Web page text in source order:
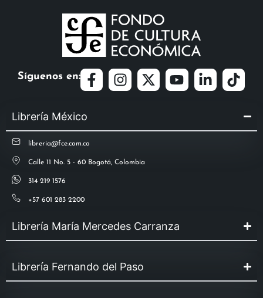
Síguenos en:
Librería México
libreria@fce.com.co
Calle 11 No. 5 - 60 Bogotá, Colombia
314 219 1576
+57 601 283 2200
Librería María Mercedes Carranza
Librería Fernando del Paso